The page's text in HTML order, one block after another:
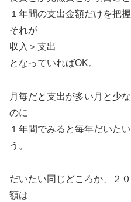
１年間の支出金額だけを把
それが
収入＞支出
となっていればOK。
月毎だと支出が多い月と少
のに
１年間でみると毎年だいた
う。
だいたい同じどころか、２
額は